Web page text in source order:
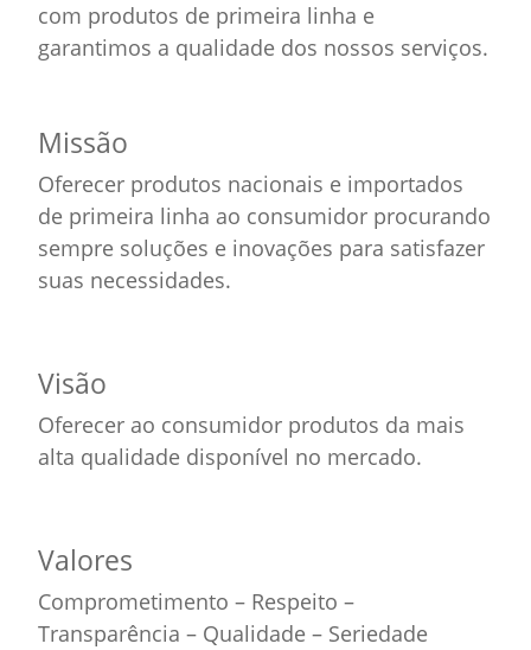
com produtos de primeira linha e
garantimos a qualidade dos nossos serviços.
Missão
Oferecer produtos nacionais e importados
de primeira linha ao consumidor procurando
sempre soluções e inovações para satisfazer
suas necessidades.
Visão
Oferecer ao consumidor produtos da mais
alta qualidade disponível no mercado.
Valores
Comprometimento – Respeito –
Transparência – Qualidade – Seriedade